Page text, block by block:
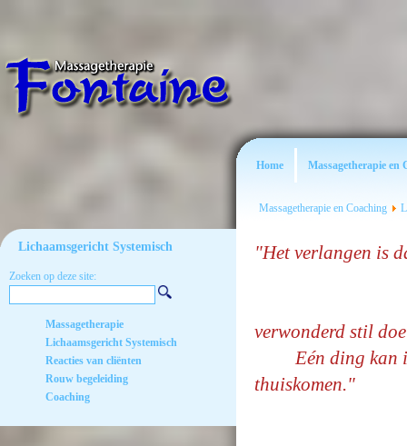
Home Massagetherapie en
Massagetherapie en Coaching
Lichaamsgericht Systemisch
Zoeken op deze site:
Massagetherapie
Lichaamsgericht Systemisch
Reacties van cliënten
Rouw begeleiding
Coaching
"Het
verwonderd stil
Eén ding kan ik
thuiskomen."